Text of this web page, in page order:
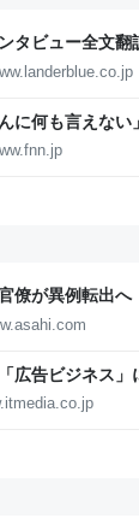
タビュー全文
に何も言えな
ぶる慎重論と
僚が異例転出
広告ビジネス
タを武器に